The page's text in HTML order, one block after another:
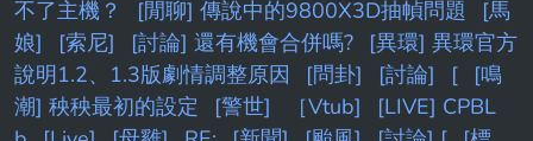
不了主機？
[閒聊] 傳說中的9800X3D抽幀問題
[馬
娘]
[索尼] [討論] 還有機會合併嗎?
[異環] 異環官方
說明1.2、1.3版劇情調整原因
[問卦] [討論] [
[鳴
潮] 秧秧最初的設定
[警世] ［Vtub]
[LIVE] CPBL